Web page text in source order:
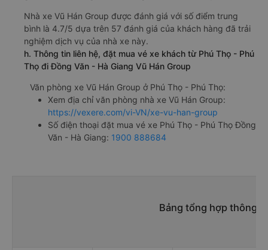
Nhà xe Vũ Hán Group được đánh giá với số điểm trung
bình là 4.7/5 dựa trên 57 đánh giá của khách hàng đã trải
nghiệm dịch vụ của nhà xe này.
h. Thông tin liên hệ, đặt mua vé xe khách từ Phú Thọ - Phú
Thọ đi Đồng Văn - Hà Giang Vũ Hán Group
Văn phòng xe Vũ Hán Group ở Phú Thọ - Phú Thọ:
Xem địa chỉ văn phòng nhà xe Vũ Hán Group:
https://vexere.com/vi-VN/xe-vu-han-group
Số điện thoại đặt mua vé xe Phú Thọ - Phú Thọ Đồng
Văn - Hà Giang: 1900 888684
Bảng tổng hợp thông